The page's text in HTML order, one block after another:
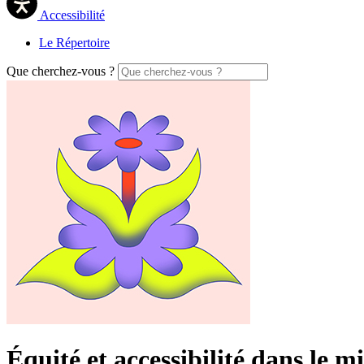
Accessibilité
Le Répertoire
Que cherchez-vous ?